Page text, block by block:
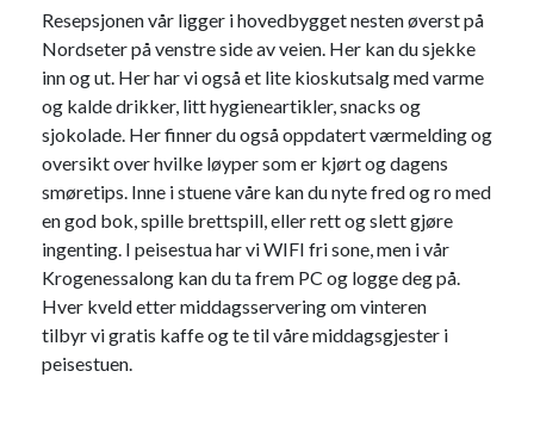
Resepsjonen vår ligger i hovedbygget nesten øverst på
Nordseter på venstre side av veien. Her kan du sjekke
inn og ut. Her har vi også et lite kioskutsalg med varme
og kalde drikker, litt hygieneartikler, snacks og
sjokolade. Her finner du også oppdatert værmelding og
oversikt over hvilke løyper som er kjørt og dagens
smøretips. Inne i stuene våre kan du nyte fred og ro med
en god bok, spille brettspill, eller rett og slett gjøre
ingenting. I peisestua har vi WIFI fri sone, men i vår
Krogenessalong kan du ta frem PC og logge deg på.
Hver kveld etter middagsservering om vinteren
tilbyr vi gratis kaffe og te til våre middagsgjester i
peisestuen.